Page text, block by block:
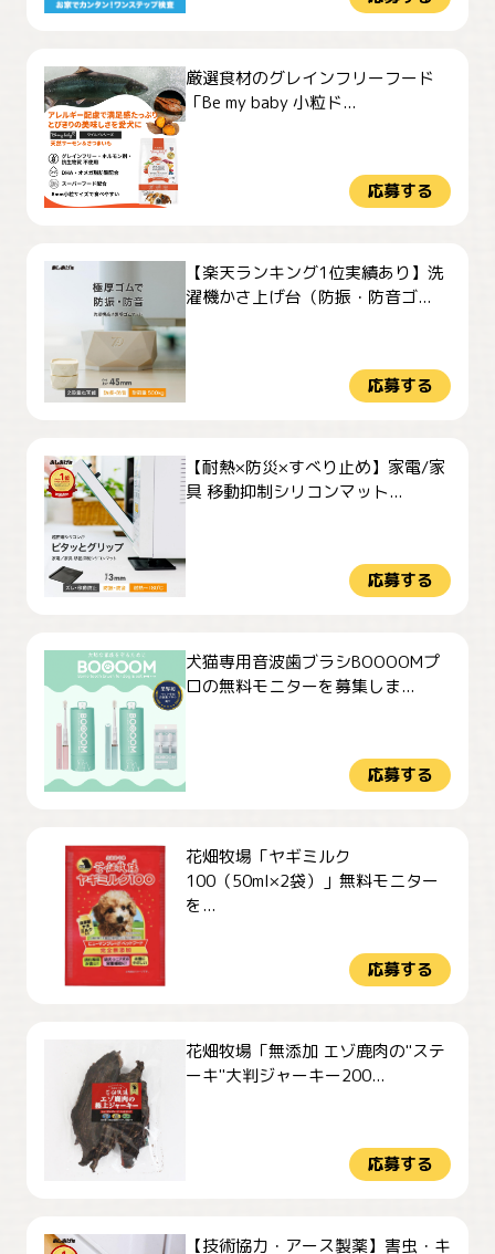
厳選食材のグレインフリーフード
「Be my baby 小粒ド...
応募する
【楽天ランキング1位実績あり】洗
濯機かさ上げ台（防振・防音ゴ...
応募する
【耐熱×防災×すべり止め】家電/家
具 移動抑制シリコンマット...
応募する
犬猫専用音波歯ブラシBOOOOMプ
ロの無料モニターを募集しま...
応募する
花畑牧場「ヤギミルク
100（50ml×2袋）」無料モニター
を...
応募する
花畑牧場「無添加 エゾ鹿肉の"ステ
ーキ"大判ジャーキー200...
応募する
【技術協力・アース製薬】害虫・キ